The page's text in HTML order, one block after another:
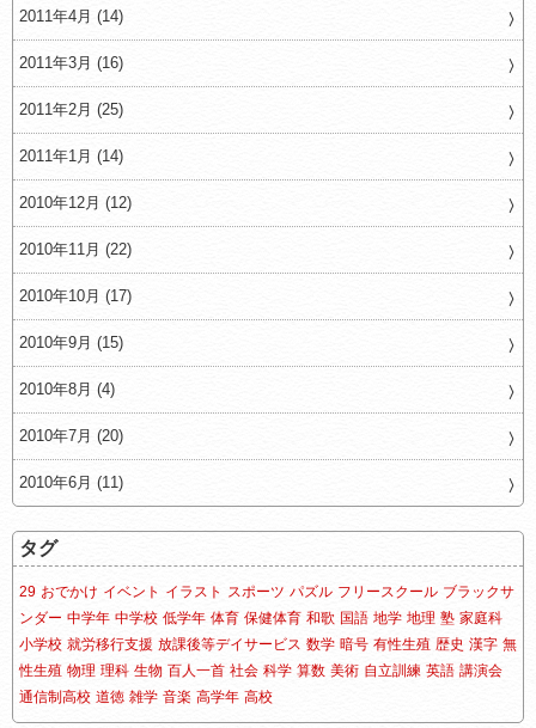
2011年4月 (14)
2011年3月 (16)
2011年2月 (25)
2011年1月 (14)
2010年12月 (12)
2010年11月 (22)
2010年10月 (17)
2010年9月 (15)
2010年8月 (4)
2010年7月 (20)
2010年6月 (11)
タグ
29 おでかけ イベント イラスト スポーツ パズル フリースクール ブラックサ
ンダー 中学年 中学校 低学年 体育 保健体育 和歌 国語 地学 地理 塾 家庭科
小学校 就労移行支援 放課後等デイサービス 数学 暗号 有性生殖 歴史 漢字 無
性生殖 物理 理科 生物 百人一首 社会 科学 算数 美術 自立訓練 英語 講演会
通信制高校 道徳 雑学 音楽 高学年 高校